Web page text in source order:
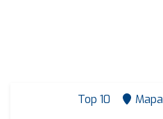
Top 10 Mapa